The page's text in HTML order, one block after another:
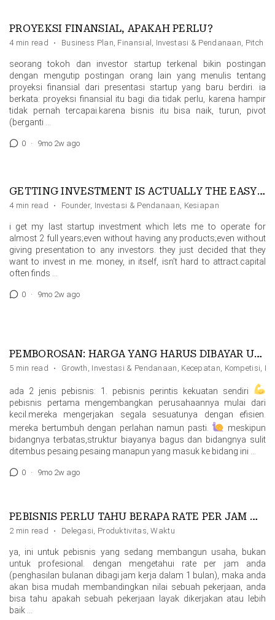
PROYEKSI FINANSIAL, APAKAH PERLU?
4 min read · Business Plan, Finansial , Investasi & Pendanaan, Pitch
seorang tokoh dan investor startup terkenal bikin postingan
dengan mengutip postingan orang lain yang menulis tentang
proyeksi finansial dari presentasi startup yang baru berdiri. ia
berkata: proyeksi finansial itu bagi dia tidak perlu, karena hampir
tidak pernah tercapai.karena bisnis itu bisa naik, turun, pivot
(berganti …
0 · 9mo 2w ago
GETTING INVESTMENT IS ACTUALLY THE EASY PART OF BUILDING A STARTUP
4 min read · Founder, Investasi & Pendanaan, Kesiapan
i get my last startup investment which lets me to operate for
almost 2 full years;even without having any products;even without
giving presentation to any investors. they just decided that they
want to invest in me. money, in itself, isn’t hard to attract.capital
often finds …
0 · 9mo 2w ago
PEMBOROSAN: HARGA YANG HARUS DIBAYAR UNTUK KECEPATAN
5 min read · Growth , Investasi & Pendanaan , Kecepatan, Kompetisi,
ada 2 jenis pebisnis: 1. pebisnis perintis kekuatan sendiri
pebisnis pertama mengembangkan perusahaannya mulai dari
kecil.mereka mengerjakan segala sesuatunya dengan efisien.
mereka bertumbuh dengan perlahan namun pasti.
meskipun
bidangnya terbatas,struktur biayanya bagus dan bidangnya sulit
ditembus pesaing.pesaing manapun yang masuk ke bidang ini …
0 · 9mo 2w ago
PEBISNIS PERLU TAHU BERAPA RATE PER JAM MEREKA
2 min read · Delegasi, Produktivitas,Waktu
ya, ini untuk pebisnis yang sedang membangun usaha, bukan
untuk profesional. dengan mengetahui rate per jam anda
(penghasilan bulanan dibagi jam kerja dalam 1 bulan), maka anda
akan bisa mudah membandingkan nilai sebuah pekerjaan, anda
bisa tahu apakah sebuah pekerjaan layak dikerjakan atau lebih
baik …